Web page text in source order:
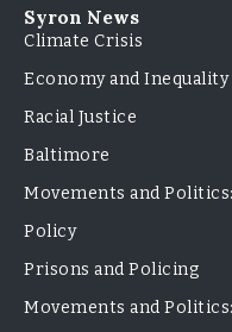
Syron News
Climate Crisis
Economy and Inequality
Racial Justice
Baltimore
Movements and
Policy
Prisons and Policing
Movements and